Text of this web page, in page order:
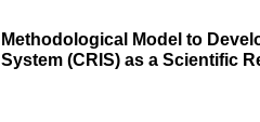
Methodological Model to
System (CRIS) as a Scientific